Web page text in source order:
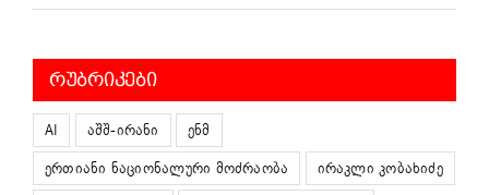
ᲠᲣᲑᲠᲘᲙᲔᲑᲘ
AI აშშ-ირანი
ენმ
ერთიანი ნაციონალური მოძრაობა
ირაკლი კობახიძე